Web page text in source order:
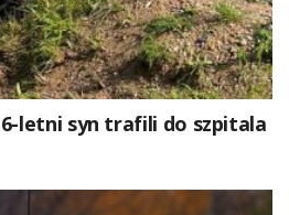
letni syn trafili do szpitala